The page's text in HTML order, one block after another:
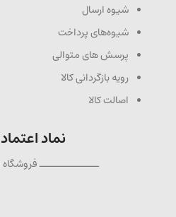
شیوه ارسال
شیوه‌های پرداخت
پرسش های متوالی
رویه بازگردانی کالا
اصالت کالا
نماد
ــــــــــــــ